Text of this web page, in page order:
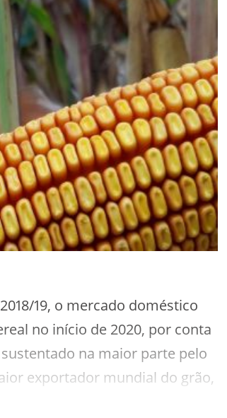
19, o mercado doméstico
no início de 2020, por conta
na maior parte pelo
exportador mundial do grão,